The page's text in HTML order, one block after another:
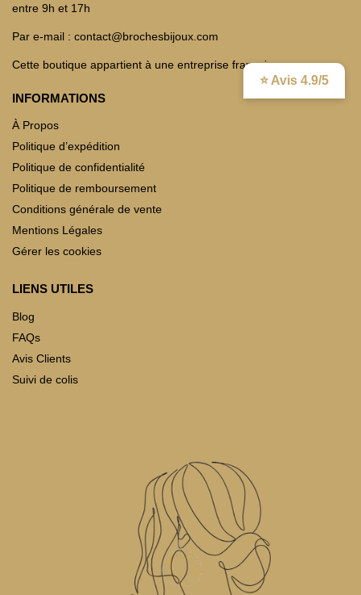
⭐ Avis 4.9/5
entre 9h et 17h
Par e-mail : contact@brochesbijoux.com
Cette boutique appartient à une entreprise française
INFORMATIONS
À Propos
Politique d’expédition
Politique de confidentialité
Politique de remboursement
Conditions générale de vente
Mentions Légales
Gérer les cookies
LIENS UTILES
Blog
FAQs
Avis Clients
Suivi de colis